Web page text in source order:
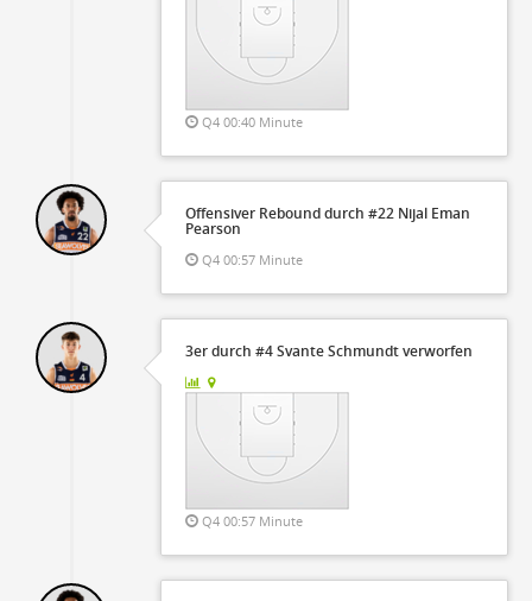
Q4 00:40 Minute
Offensiver Rebound durch #22 Nijal Eman
Pearson
Q4 00:57 Minute
3er durch #4 Svante Schmundt verworfen
Q4 00:57 Minute